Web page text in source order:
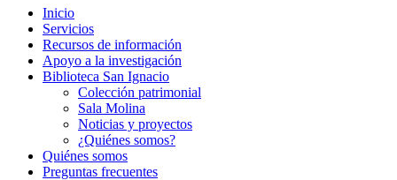
Inicio
Servicios
Recursos de información
Apoyo a la investigación
Biblioteca San Ignacio
Colección patrimonial
Sala Molina
Noticias y proyectos
¿Quiénes somos?
Quiénes somos
Preguntas frecuentes